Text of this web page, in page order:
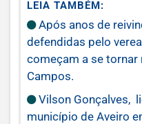
LEIA TAMBÉM:
Após anos de
defendidas pelo
começam a se
Campos.
Vilson Gonçalves,
município de Aveiro